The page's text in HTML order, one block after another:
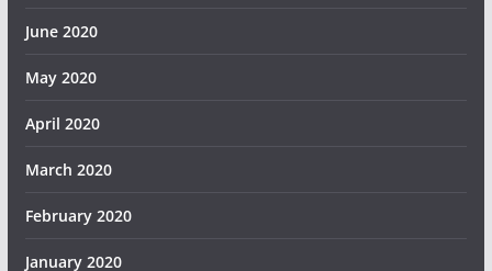
June 2020
May 2020
April 2020
March 2020
February 2020
January 2020